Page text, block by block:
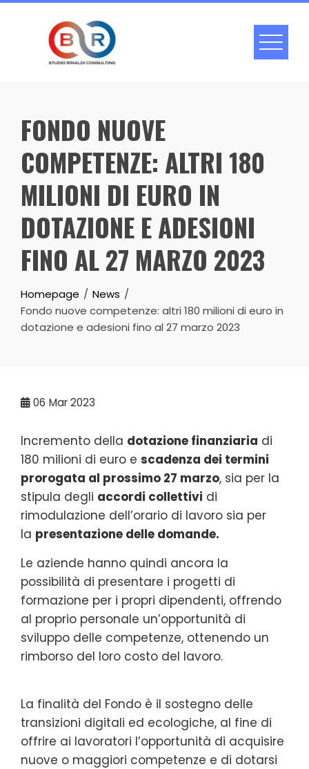
Skip
FONDO NUOVE
COMPETENZE: ALTRI 180
MILIONI DI EURO IN
DOTAZIONE E ADESIONI
FINO AL 27 MARZO 2023
Homepage
News
Fondo nuove competenze: altri 180 milioni di euro in
dotazione e adesioni fino al 27 marzo 2023
06 Mar 2023
Incremento della dotazione finanziaria di
180 milioni di euro e scadenza dei termini
prorogata al prossimo 27 marzo, sia per la
stipula degli accordi collettivi di
rimodulazione dell’orario di lavoro sia per
la presentazione delle domande.
Le aziende hanno quindi ancora la
possibilità di presentare i progetti di
formazione per i propri dipendenti, offrendo
al proprio personale un’opportunità di
sviluppo delle competenze, ottenendo un
rimborso del loro costo del lavoro.
La finalità del Fondo è il sostegno delle
transizioni digitali ed ecologiche, al fine di
offrire ai lavoratori l’opportunità di acquisire
nuove o maggiori competenze e di dotarsi